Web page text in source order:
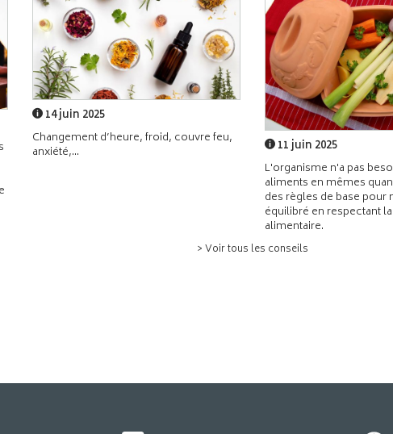
14 juin 2025
Changement d’heure, froid, couvre feu,
anxiété,...
11 juin 2025
L'organisme n'a pas
aliments en mêmes
des règles de base pour
équilibré en respectant
alimentaire.
> Voir tous les conseils